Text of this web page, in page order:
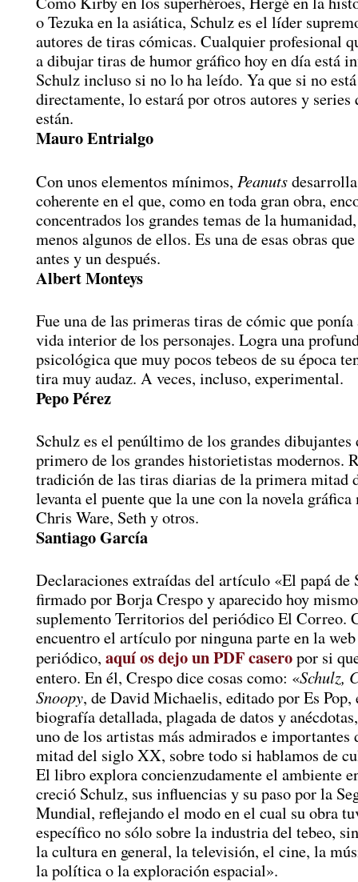
o Tezuka en la asiática, Schulz es el líder
autores de tiras cómicas. Cualquier profesional
a dibujar tiras de humor gráfico hoy en día está
Schulz incluso si no lo ha leído. Ya que si no
directamente, lo estará por otros autores y series
están.
Mauro Entrialgo
Con unos elementos mínimos, Peanuts
coherente en el que, como en toda gran obra,
concentrados los grandes temas de la
menos algunos de ellos. Es una de esas obras
antes y un después.
Albert Monteys
Fue una de las primeras tiras de cómic que
vida interior de los personajes. Logra una
psicológica que muy pocos tebeos de su época
tira muy audaz. A veces, incluso, experimental.
Pepo Pérez
Schulz es el penúltimo de los grandes dibujantes
primero de los grandes historietistas modernos.
tradición de las tiras diarias de la primera mitad
levanta el puente que la une con la novela gráfica
Chris Ware, Seth y otros.
Santiago García
Declaraciones extraídas del artículo «El papá de
firmado por Borja Crespo y aparecido hoy
suplemento Territorios del periódico El Correo.
encuentro el artículo por ninguna parte en la
periódico, aquí os dejo un PDF caseropor si
entero. En él, Crespo dice cosas como: «Schulz,
Snoopy, de David Michaelis, editado por Es Pop,
biografía detallada, plagada de datos y
uno de los artistas más admirados e importantes
mitad del siglo XX, sobre todo si hablamos de
El libro explora concienzudamente el ambiente
creció Schulz, sus influencias y su paso por la
Mundial, reflejando el modo en el cual su obra
específico no sólo sobre la industria del tebeo,
la cultura en general, la televisión, el cine, la
la política o la exploración espacial».